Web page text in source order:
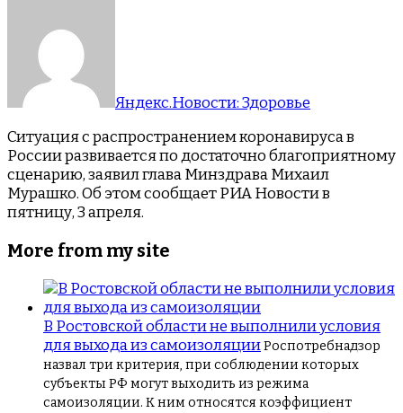
Яндекс.Новости: Здоровье
Ситуация с распространением коронавируса в
России развивается по достаточно благоприятному
сценарию, заявил глава Минздрава Михаил
Мурашко. Об этом сообщает РИА Новости в
пятницу, 3 апреля.
More from my site
В Ростовской области не выполнили условия
для выхода из самоизоляцииРоспотребнадзор
назвал три критерия, при соблюдении которых
субъекты РФ могут выходить из режима
самоизоляции. К ним относятся коэффициент